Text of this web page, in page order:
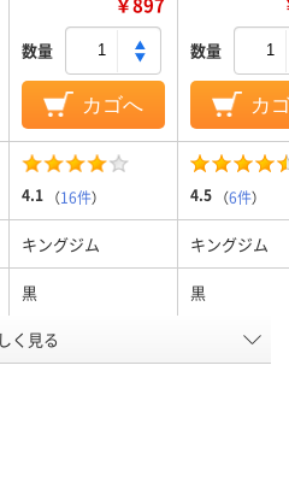
数量
カゴへ
数量
カ
4.1 （16件） 4.5 （6件）
キングジム キングジム
黒 黒
12mm
く見る